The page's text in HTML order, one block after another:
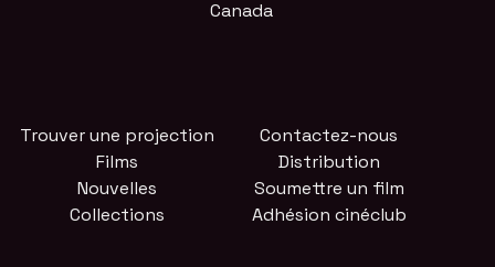
Canada
Trouver une projection
Films
Nouvelles
Collections
Contactez-nous
Distribution
Soumettre un film
Adhésion cinéclub